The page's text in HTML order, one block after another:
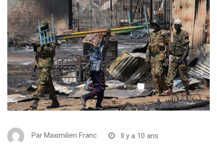
Par Maximilien Franc Il y a 10 ans